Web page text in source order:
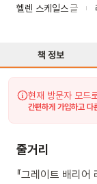
헬렌 스케일스글
책 정보
현재 방문자 모드
간편하게 가입하고 다
줄거리
『그레이트 배리